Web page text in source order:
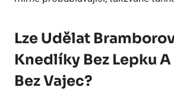
Lze Udělat
Knedlíky Bez Lepku
Bez Vajec?